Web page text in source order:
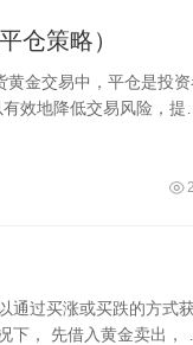
仓策略）
黄金交易中，平仓是投
效地降低交易风险，提升
通过买涨或买跌的方式
， 先借入黄金卖出，